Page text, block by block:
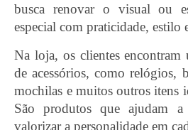
busca renovar o visual ou
especial com praticidade, estilo
Na loja, os clientes encontram
de acessórios, como relógios,
mochilas e muitos outros itens
São produtos que ajudam
valorizar a personalidade em